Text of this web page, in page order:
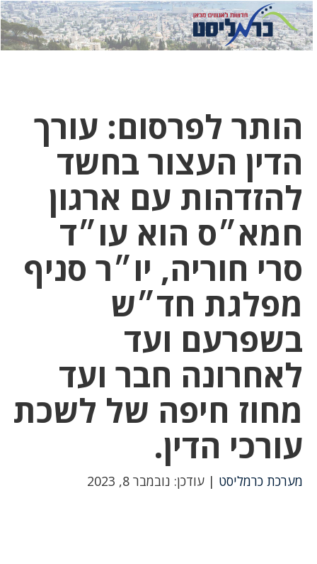
לחץ
כאן
לחץ
כדי
הותר לפרסום: עורך
הדין העצור בחשד
להזדהות עם ארגון
חמא״ס הוא עו״ד
סרי חוריה, יו״ר סניף
מפלגת חד״ש
בשפרעם ועד
לאחרונה חבר ועד
מחוז חיפה של לשכת
עורכי הדין.
מערכת כרמליסט | עודכן: נובמבר 8, 2023